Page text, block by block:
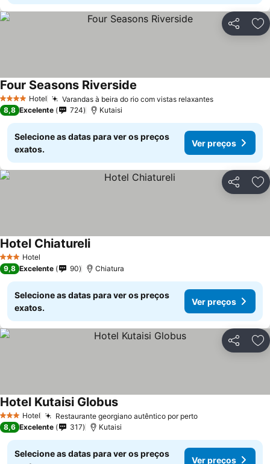
Partilhar
4 EstrelasHotel Varandas à beira do rio com vistas relaxantes
Four Seasons Riverside
8,8 Excelente 724 Kutaisi
Selecione as datas para ver os preços
exatos.
Ver preços
Partilhar
3 EstrelasHotel
Hotel Chiatureli
9,8 Excelente 90 Chiatura
Selecione as datas para ver os preços
exatos.
Ver preços
Partilhar
3 EstrelasHotel Restaurante georgiano autêntico por perto
Hotel Kutaisi Globus
8,6 Excelente 317 Kutaisi
Selecione as datas para ver os preços
Ver preços